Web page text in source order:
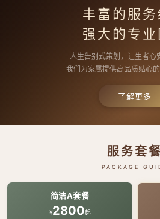
丰富的服务
强大的专业
人生告别式策划，让生者心
我们为家属提供高品质贴心
了解更多
服务套
PACKAGE
简洁A套餐
¥2800起